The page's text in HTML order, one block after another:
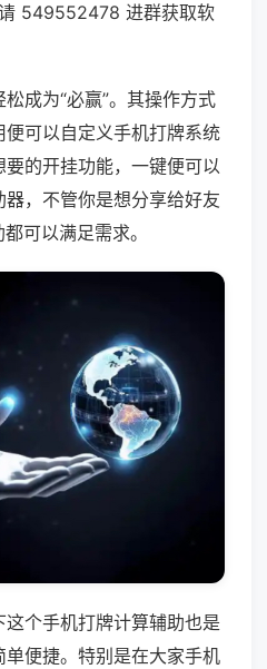
549552478 进群获取软
成为“必赢”。其操作方式
可以自定义手机打牌系统
的开挂功能，一键便可以
，不管你是想分享给好友
可以满足需求。
个手机打牌计算辅助也是
便捷。特别是在大家手机